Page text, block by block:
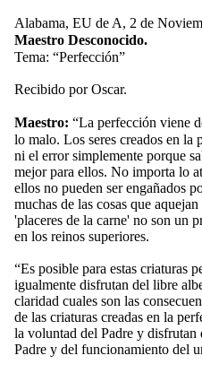
Alabama, EU de A, 2 de
Maestro Desconocido.
Tema: “Perfección”
Recibido por Oscar.
Maestro: “La perfección viene
lo malo. Los seres creados en la
ni el error simplemente porque
mejor para ellos. No importa lo
ellos no pueden ser engañados
muchas de las cosas que
'placeres de la carne' no son un
en los reinos superiores.
“Es posible para estas criaturas
igualmente disfrutan del libre
claridad cuales son las
de las criaturas creadas en la
la voluntad del Padre y disfrutan
Padre y del funcionamiento del